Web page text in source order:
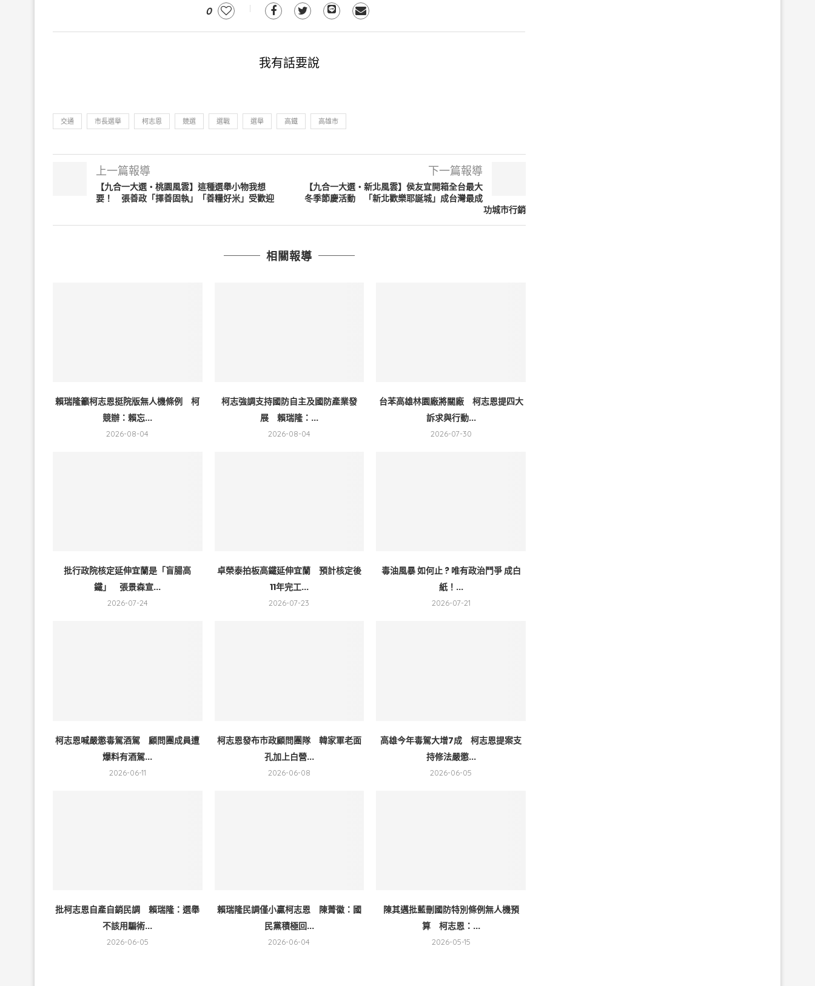
0
我有話要說
交通 市長選舉 柯志恩 競選 選戰 選舉 高鐵 高雄市
上一篇報導
【九合一大選・桃園風雲】這種選舉小物我想
要！ 張善政「擇善固執」「善糧好米」受歡迎
下一篇報導
【九合一大選・新北風雲】侯友宜開箱全台最大
冬季節慶活動 「新北歡樂耶誕城」成台灣最成
功城市行銷
相關報導
賴瑞隆籲柯志恩挺院版無人機條例 柯
競辦：賴忘...
2026-08-04
柯志強調支持國防自主及國防產業發
展 賴瑞隆：...
2026-08-04
台苯高雄林園廠將關廠 柯志恩提四大
訴求與行動...
2026-07-30
批行政院核定延伸宜蘭是「盲腸高
鐵」 張景森宣...
2026-07-24
卓榮泰拍板高鐵延伸宜蘭 預計核定後
11年完工...
2026-07-23
毒油風暴 如何止 ? 唯有政治鬥爭 成白
紙！...
2026-07-21
柯志恩喊嚴懲毒駕酒駕 顧問團成員遭
爆料有酒駕...
2026-06-11
柯志恩發布市政顧問團隊 韓家軍老面
孔加上白營...
2026-06-08
高雄今年毒駕大增7成 柯志恩提案支
持修法嚴懲...
2026-06-05
批柯志恩自產自銷民調 賴瑞隆：選舉
不該用騙術...
2026-06-05
賴瑞隆民調僅小贏柯志恩 陳菁徽：國
民黨積極回...
2026-06-04
陳其邁批藍刪國防特別條例無人機預
算 柯志恩：...
2026-05-15